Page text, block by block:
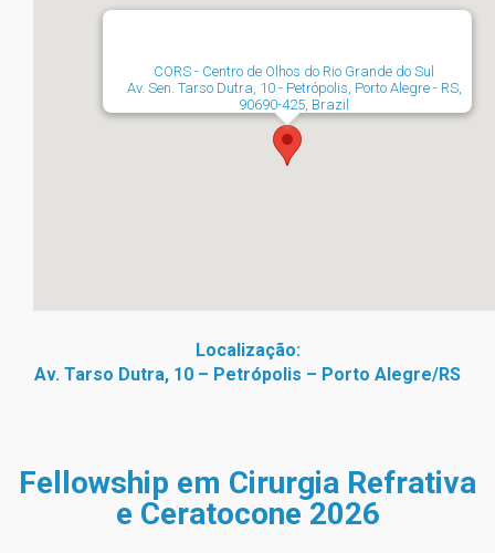
CORS - Centro de Olhos do Rio Grande do Sul
Av. Sen. Tarso Dutra, 10 - Petrópolis, Porto Alegre - RS,
90690-425, Brazil
Localização:
Av. Tarso Dutra, 10 – Petrópolis – Porto Alegre/RS
Fellowship em Cirurgia Refrativa
e Ceratocone 2026